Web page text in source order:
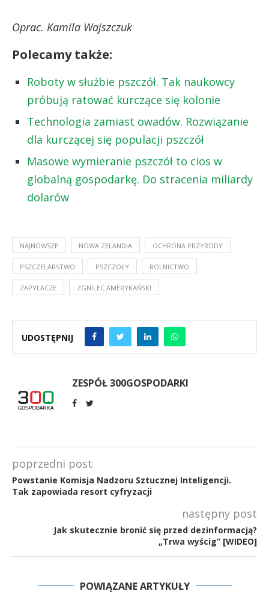
Oprac. Kamila Wajszczuk
Polecamy także:
Roboty w służbie pszczół. Tak naukowcy
próbują ratować kurczące się kolonie
Technologia zamiast owadów. Rozwiązanie
dla kurczącej się populacji pszczół
Masowe wymieranie pszczół to cios w
globalną gospodarkę. Do stracenia miliardy
dolarów
NAJNOWSZE NOWA ZELANDIA OCHRONA PRZYRODY
PSZCZELARSTWO PSZCZOŁY ROLNICTWO
ZAPYLACZE ZGNILEC AMERYKAŃSKI
UDOSTĘPNIJ
ZESPÓŁ 300GOSPODARKI
poprzedni post
Powstanie Komisja Nadzoru Sztucznej Inteligencji.
Tak zapowiada resort cyfryzacji
następny post
Jak skutecznie bronić się przed dezinformacją?
„Trwa wyścig” [WIDEO]
POWIĄZANE ARTYKUŁY